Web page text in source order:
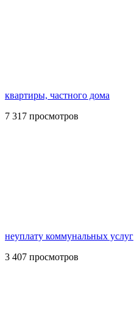
квартиры, частного дома
7 317 просмотров
неуплату коммунальных услуг
3 407 просмотров